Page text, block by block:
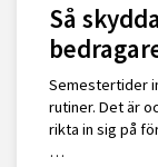
Så
Semestertider
rutiner. Det är
rikta in sig på
…